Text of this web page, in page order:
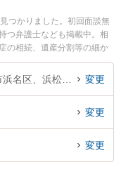
つかりました。初回面談無
つ弁護士なども掲載中。相
の相続、遺産分割等の細か
ーベスト法律事務所 浜松オ
オフィスの有簾 和茂弁護
相続手続きのトラブル解決
談無料で相続手続きを法律
どでお困りの相談者さんに
変更
変更
変更